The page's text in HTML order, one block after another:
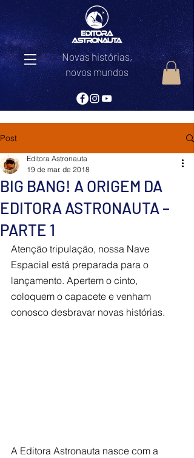
Novas histórias,
novos mundos
Post
BIG BANG! A ORIGEM DA
EDITORA ASTRONAUTA –
PARTE 1
Editora Astronauta
19 de mar. de 2018
Atenção tripulação, nossa Nave
Espacial está preparada para o
lançamento. Apertem o cinto,
coloquem o capacete e venham
conosco desbravar novas histórias.
A Editora Astronauta nasce com a